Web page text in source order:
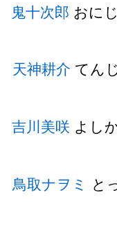
鬼十次郎 おに
天神耕介 てん
吉川美咲 よし
鳥取ナヲミ と